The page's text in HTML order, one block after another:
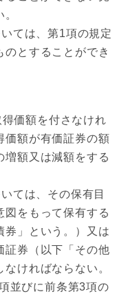
ては、第1項の規定
のとすることができ
価額を付さなけれ
価額が有価証券の額
増額又は減額をする
ては、その保有目
図をもって保有する
券」という。）又は
証券（以下「その他
ければならない。
並びに前条第3項の